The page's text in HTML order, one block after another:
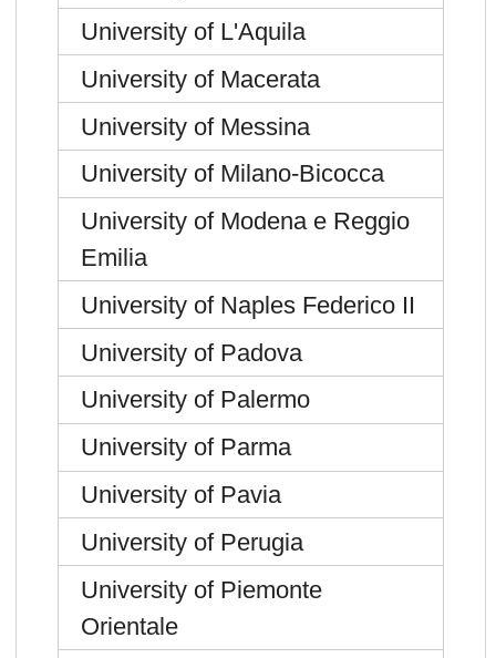
University of L'Aquila
University of Macerata
University of Messina
University of Milano-Bicocca
University of Modena e Reggio
Emilia
University of Naples Federico II
University of Padova
University of Palermo
University of Parma
University of Pavia
University of Perugia
University of Piemonte
Orientale